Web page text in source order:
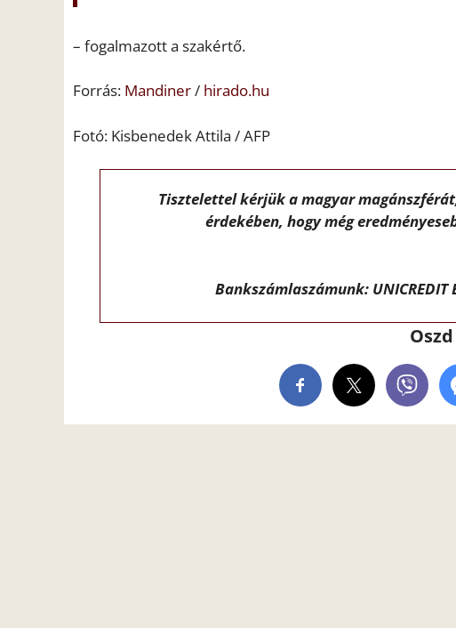
– fogalmazott a szakértő.
Forrás: Mandiner/ hirado.hu
Fotó: Kisbenedek Attila / AFP
Tisztelettel kérjük a magyar
érdekében, hogy még
Bankszámlaszámunk: UNICREDIT